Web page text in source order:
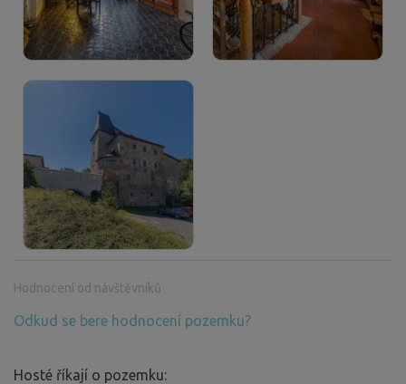
Hodnocení od návštěvníků
Odkud se bere hodnocení pozemku?
Hosté říkají o pozemku: